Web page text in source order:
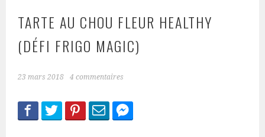
TARTE AU CHOU FLEUR HEALTHY
(DÉFI FRIGO MAGIC)
23 mars 2018 4 commentaires